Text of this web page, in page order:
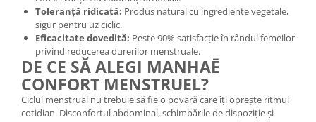
Vitamina B
Vitamina C
Vitamina D
Vitamina E
Vitamina K
Toleranță ridicată: Produs natural cu ingrediente vegetale,
sigur pentru uz ciclic.
Eficacitate dovedită: Peste 90% satisfacție în rândul femeilor
privind reducerea durerilor menstruale.
DE CE SĂ ALEGI MANHAĒ
CONFORT MENSTRUEL?
Ciclul menstrual nu trebuie să fie o povară care îți oprește ritmul
cotidian. Disconfortul abdominal, schimbările de dispoziție și